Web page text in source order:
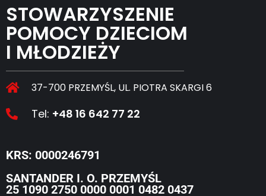
STOWARZYSZENIE
POMOCY DZIECIOM
I MŁODZIEŻY
37-700 PRZEMYŚL, UL. PIOTRA SKARGI 6
Tel: +48 16 642 77 22
KRS: 0000246791
SANTANDER I. O. PRZEMYŚL
25 1090 2750 0000 0001 0482 0437